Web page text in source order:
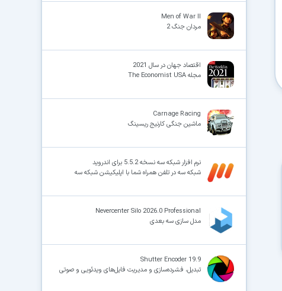
Men of War II
مردان جنگ 2
اقتصاد جهان در سال 2021
مجله The Economist USA
Carnage Racing
ماشین جنگی کارنیج ریسینگ
نرم افزار شبکه سه نسخه 5.5.2 برای اندروید
شبکه سه در تلفن همراه شما با اپلیکیشن شبکه سه
Nevercenter Silo 2026.0 Professional
مدل سازی سه بعدی
Shutter Encoder 19.9
تبدیل، فشرده‌سازی و مدیریت فایل‌های ویدئویی و صوتی